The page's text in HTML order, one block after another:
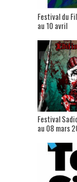
Festival du
au 10 avril
Festival
au 08 mars